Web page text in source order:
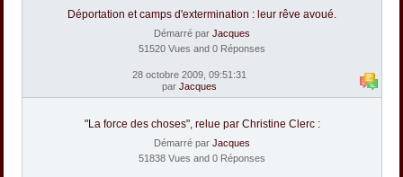
Déportation et camps d'extermination : leur rêve avoué.
Démarré par Jacques
51520 Vues and 0 Réponses
28 octobre 2009, 09:51:31
par Jacques
"La force des choses", relue par Christine Clerc :
Démarré par Jacques
51838 Vues and 0 Réponses